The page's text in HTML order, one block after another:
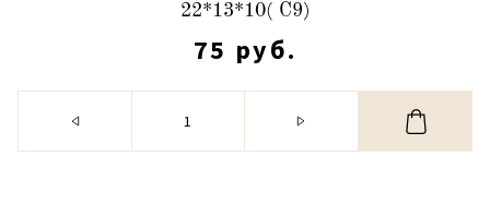
22*13*10( С9)
75 руб.